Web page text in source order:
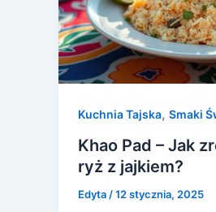
Kuchnia Tajska, Smaki
Khao Pad – Jak
ryż z jajkiem?
Edyta /12 stycznia, 2025